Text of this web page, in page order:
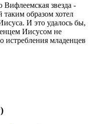
Вифлеемская звезда -
таким образом хотел
И это удалось бы,
Иисусом не
истребления младенцев